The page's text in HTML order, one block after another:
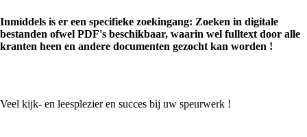
Inmiddels is er een specifieke zoekingang: Zoeken in digitale
bestanden ofwel PDF's beschikbaar, waarin wel fulltext door alle
kranten heen en andere documenten gezocht kan worden !
Veel kijk- en leesplezier en succes bij uw speurwerk !